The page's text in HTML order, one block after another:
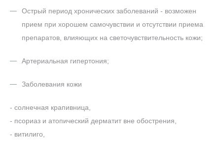
Острый период хронических заболеваний - возможен
прием при хорошем самочувствии и отсутствии приема
препаратов, влияющих на светочувствительность кожи;
Артериальная гипертония;
Заболевания кожи
- солнечная крапивница,
- псориаз и атопический дерматит вне обострения,
- витилиго,